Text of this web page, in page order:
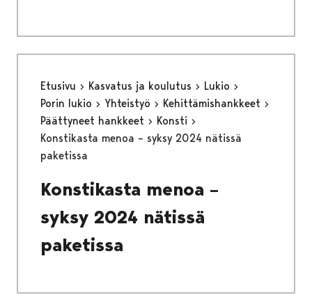
Etusivu Kasvatus ja koulutus
Lukio
Porin lukio
Yhteistyö
Kehittämishankkeet
Päättyneet hankkeet
Konsti
Konstikasta menoa – syksy 2024 nätissä
paketissa
Konstikasta menoa –
syksy 2024 nätissä
paketissa